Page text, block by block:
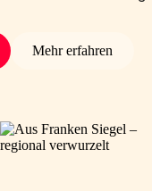
Mehr erfahren